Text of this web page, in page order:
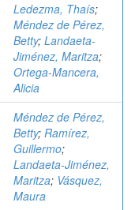
Ledezma, Thaís;
Méndez de Pérez,
Betty; Landaeta-
Jiménez, Maritza;
Ortega-Mancera,
Alicia
Méndez de Pérez,
Betty; Ramírez,
Guillermo;
Landaeta-Jiménez,
Maritza; Vásquez,
Maura